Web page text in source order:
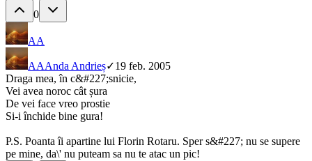
0
AA
AAAnda Andrieș✓19 feb. 2005
Draga mea, în c&#227;snicie,
Vei avea noroc cât șura
De vei face vreo prostie
Si-i închide bine gura!
P.S. Poanta îi apartine lui Florin Rotaru. Sper s&#227; nu se supere
pe mine, da\' nu puteam sa nu te atac un pic!